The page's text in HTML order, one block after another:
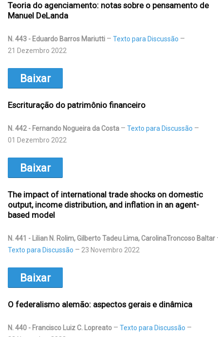
Teoria do agenciamento: notas sobre o pensamento de
Manuel DeLanda
N. 443 - Eduardo Barros Mariutti
Texto para Discussão
21 Dezembro 2022
Baixar
Escrituração do patrimônio financeiro
N. 442 - Fernando Nogueira da Costa
Texto para Discussão
01 Dezembro 2022
Baixar
The impact of international trade shocks on domestic
output, income distribution, and inflation in an agent-
based model
N. 441 - Lilian N. Rolim, Gilberto Tadeu Lima, CarolinaTroncoso Baltar
Texto para Discussão
23 Novembro 2022
Baixar
O federalismo alemão: aspectos gerais e dinâmica
N. 440 - Francisco Luiz C. Lopreato
Texto para Discussão